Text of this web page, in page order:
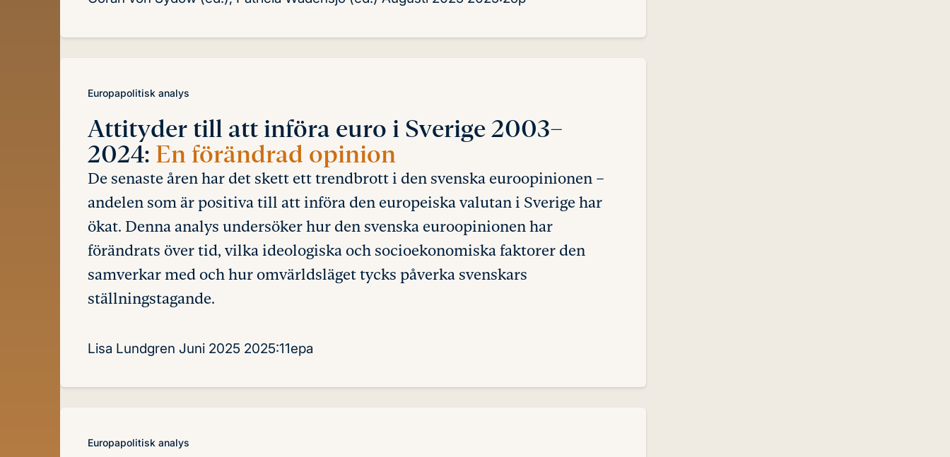
Europapolitisk analys
Attityder till att införa euro i Sverige 2003–
2024: En förändrad opinion
De senaste åren har det skett ett trendbrott i den svenska euroopinionen –
andelen som är positiva till att införa den europeiska valutan i Sverige har
ökat. Denna analys undersöker hur den svenska euroopinionen har
förändrats över tid, vilka ideologiska och socioekonomiska faktorer den
samverkar med och hur omvärldsläget tycks påverka svenskars
ställningstagande.
Lisa Lundgren Juni 2025 2025:11epa
Europapolitisk analys